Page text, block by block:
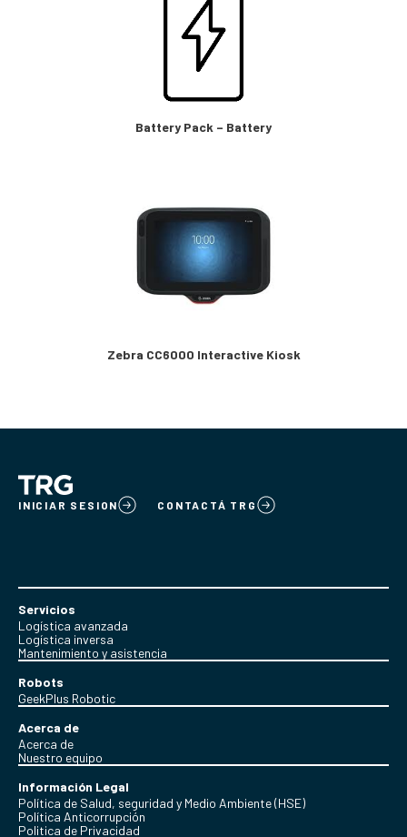
Battery Pack – Battery
Zebra CC6000 Interactive Kiosk
INICIAR SESION CONTACTÁ TRG
Servicios
Logística avanzada
Logística inversa
Mantenimiento y asistencia
Robots
GeekPlus Robotic
Acerca de
Acerca de
Nuestro equipo
Información Legal
Política de Salud, seguridad y Medio Ambiente (HSE)
Política Anticorrupción
Politica de Privacidad